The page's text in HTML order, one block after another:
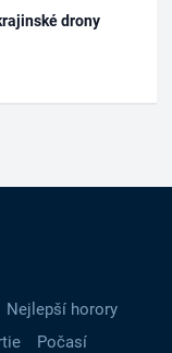
drony
Nejlepší horory
Počasí